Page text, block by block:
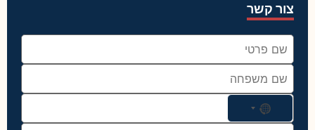
צור קשר
No country selected